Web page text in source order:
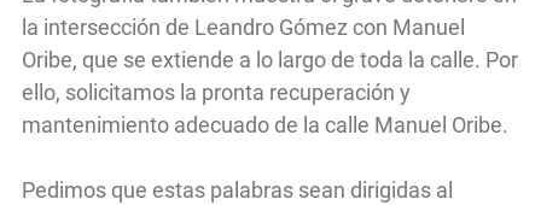
la intersección de Leandro Gómez con Manuel
Oribe, que se extiende a lo largo de toda la calle. Por
ello, solicitamos la pronta recuperación y
mantenimiento adecuado de la calle Manuel Oribe.
Pedimos que estas palabras sean dirigidas al